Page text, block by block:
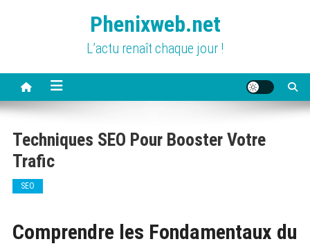
Phenixweb.net
L’actu renaît chaque jour !
Techniques SEO Pour Booster Votre
Trafic
SEO
Comprendre les Fondamentaux du